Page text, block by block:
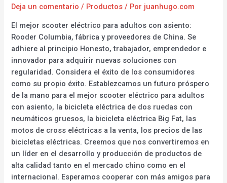
Deja un comentario / Productos / Por juanhugo.com
El mejor scooter eléctrico para adultos con asiento:
Rooder Columbia, fábrica y proveedores de China. Se
adhiere al principio Honesto, trabajador, emprendedor e
innovador para adquirir nuevas soluciones con
regularidad. Considera el éxito de los consumidores
como su propio éxito. Establezcamos un futuro próspero
de la mano para el mejor scooter eléctrico para adultos
con asiento, la bicicleta eléctrica de dos ruedas con
neumáticos gruesos, la bicicleta eléctrica Big Fat, las
motos de cross eléctricas a la venta, los precios de las
bicicletas eléctricas. Creemos que nos convertiremos en
un líder en el desarrollo y producción de productos de
alta calidad tanto en el mercado chino como en el
internacional. Esperamos cooperar con más amigos para